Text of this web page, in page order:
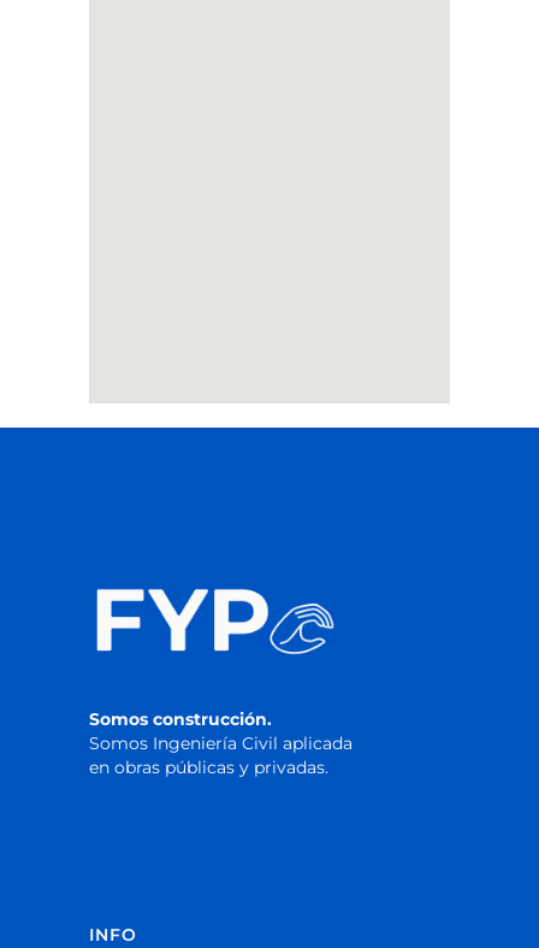
Somos construcción.
Somos Ingeniería Civil aplicada
en obras públicas y privadas.
INFO